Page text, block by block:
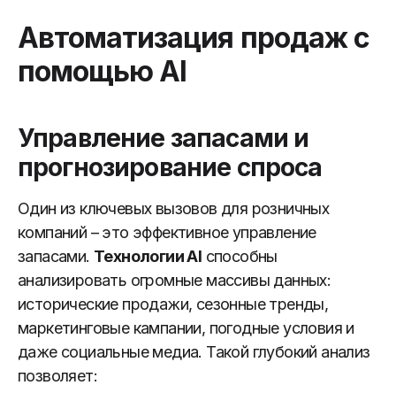
Автоматизация продаж с
помощью AI
Управление запасами и
прогнозирование спроса
Один из ключевых вызовов для розничных
компаний – это эффективное управление
запасами. Технологии AI способны
анализировать огромные массивы данных:
исторические продажи, сезонные тренды,
маркетинговые кампании, погодные условия и
даже социальные медиа. Такой глубокий анализ
позволяет: